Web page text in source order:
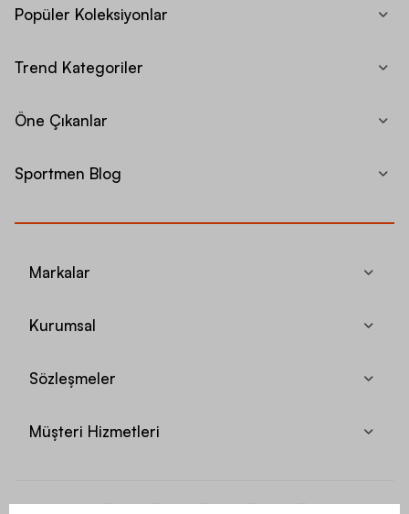
Popüler Koleksiyonlar
Trend Kategoriler
Öne Çıkanlar
Sportmen Blog
Markalar
Kurumsal
Sözleşmeler
Müşteri Hizmetleri